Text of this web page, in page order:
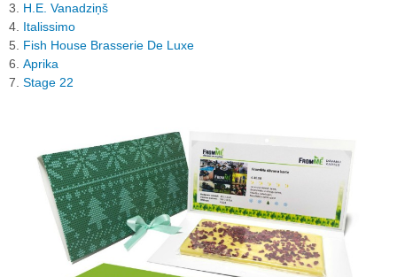
3. H.E. Vanadziņš
4. Italissimo
5. Fish House Brasserie De Luxe
6. Aprika
7. Stage 22